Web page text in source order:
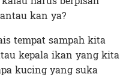
kan ya?
tempat sampah kita
kepala ikan yang kita
kucing yang suka